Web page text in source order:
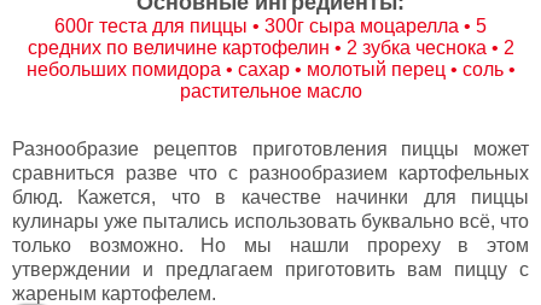
600г теста для пиццы • 300г сыра моцарелла • 5
средних по величине картофелин • 2 зубка чеснока • 2
небольших помидора • сахар • молотый перец • соль •
растительное масло
Разнообразие рецептов приготовления пиццы может
сравниться разве что с разнообразием картофельных
блюд. Кажется, что в качестве начинки для пиццы
кулинары уже пытались использовать буквально всё, что
только возможно. Но мы нашли прореху в этом
утверждении и предлагаем приготовить вам пиццу с
жареным картофелем.